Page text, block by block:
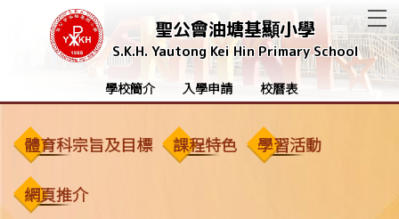
聖公會油塘基顯小學
S.K.H. Yautong Kei Hin Primary School
學校簡介 入學申請 校曆表
體育科宗旨及目標 課程特色 學習活動
網頁推介